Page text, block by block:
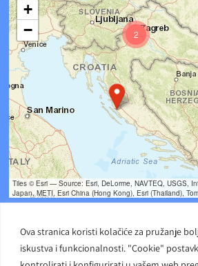
Ova stranica koristi kolačiće za pružanje
iskustva i funkcionalnosti. "Cookie"
2
+
−
Tiles © Esri — Source: Esri, DeLorme, NAVTEQ, USGS,
Japan, METI, Esri China (Hong Kong), Esri (Thailand),